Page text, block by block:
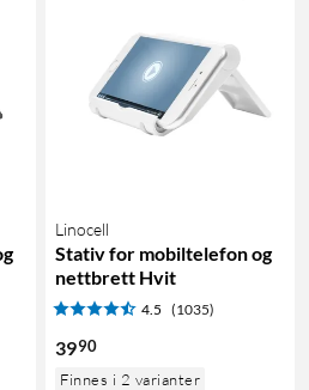
Linocell
Stativ for mobiltelefon og
nettbrett Hvit
4.5 (1035)
3990
Finnes i 2 varianter